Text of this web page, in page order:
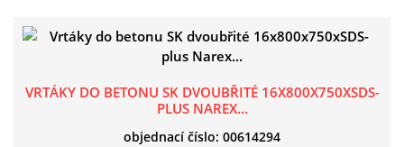
VRTÁKY DO BETONU SK DVOUBŘITÉ 16X800X750XSDS-
PLUS NAREX...
objednací číslo: 00614294